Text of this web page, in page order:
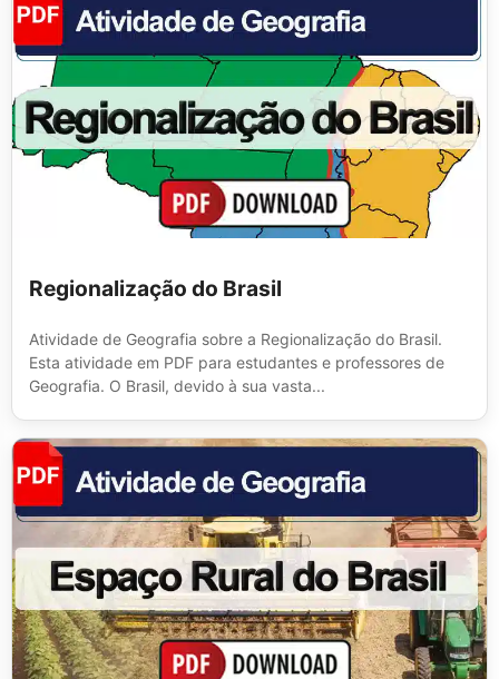
Regionalização do Brasil
Atividade de Geografia sobre a Regionalização do Brasil.
Esta atividade em PDF para estudantes e professores de
Geografia. O Brasil, devido à sua vasta...